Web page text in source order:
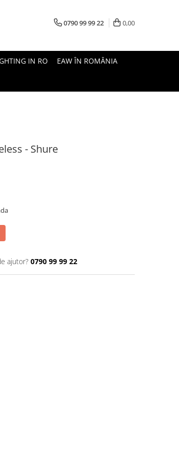
0790 99 99 22 0,00
IN RO EAW ÎN ROMÂNIA
- Shure
ajutor? 0790 99 99 22